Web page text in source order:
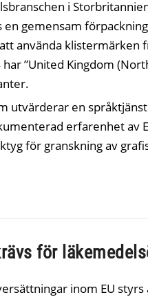
i
en gemensam
använda klistermärken
har ”United Kingdom
utvärderar en
erfarenhet av
för granskning av
för
inom EU